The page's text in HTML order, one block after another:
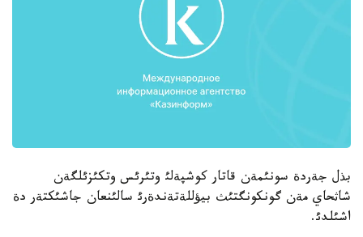
بذل جةردة سونئمةن قاتار كوشپةلئ وتئرئس وتكئزئلگةن
شاثحاي مةن گونكونگتئث بيؤللةتةندةرئ سالئنعان جاشئكتةر دة
اشئلدئ.